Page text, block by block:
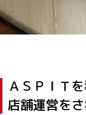
ＡＳＰＩＴ
店舗運営を